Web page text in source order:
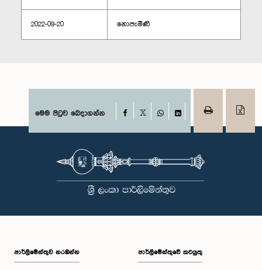
2022-09-20 නොපැමිණි
මෙම පිටුව බෙදාගන්න Facebook
WhatsAppLinkedIn
පාර්ලි‌මේන්තුව නරඹන්න පාර්ලිමේන්තුවේ කටයුතු